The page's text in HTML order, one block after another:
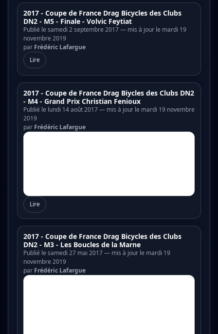
2017 - Coupe de France Drag Bicycles des Clubs
DN2 - M5 - Finale - Volvic Feytiat
Publié le samedi 2 septembre 2017 — mis à jour le mardi 19
novembre 2019
par Frédéric Lafargue
Lire
2017 - Coupe de France Drag Biycles des Clubs DN2
- M4 - Grand Prix Christian Fenioux
Publié le lundi 14 août 2017 — mis à jour le mardi 19 novembre
2019
par Frédéric Lafargue
Lire
2017 - Coupe de France Drag Bicycles des Clubs
DN2 - M3 - Les Boucles de la Marne
Publié le samedi 27 mai 2017 — mis à jour le mardi 19
novembre 2019
par Frédéric Lafargue